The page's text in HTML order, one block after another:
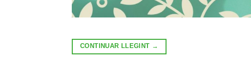
CONTINUAR LLEGINT →